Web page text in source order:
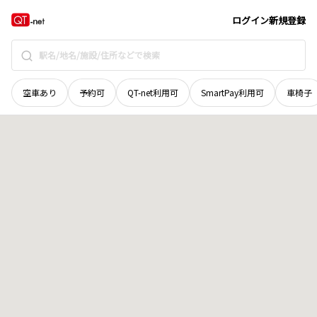
ログイン新規登録
空車あり 予約可 QT-net利用可 SmartPay利用可 車椅子
秋田県